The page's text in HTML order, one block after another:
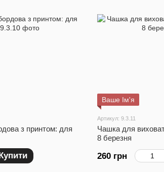
з принтом: для
Ваше Ім'я
Артикул: 9.3.11
Чашка для
8 березня
260 грн